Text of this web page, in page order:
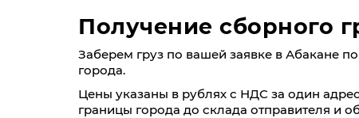
Получение сборного
Заберем груз по вашей заявке в Абакане
города.
Цены указаны в рублях с НДС за один
границы города до склада отправителя и